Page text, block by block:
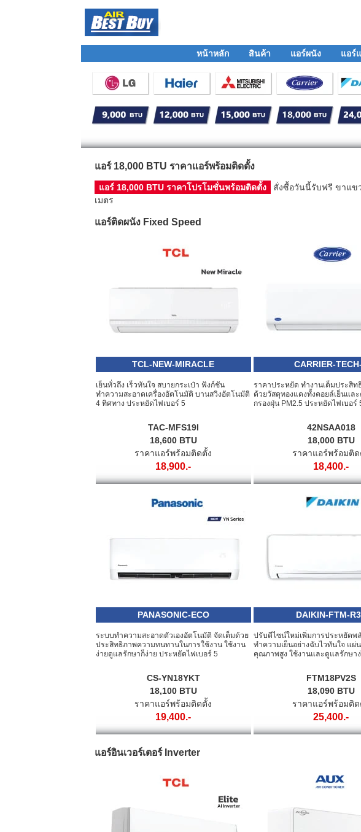
หน้าหลัก สินค้า แอร์ผนัง แอร์
แอร์ 18,000 BTU ราคาแอร์พร้อมติดตั้ง
แอร์ 18,000 BTU ราคาโปรโมชั่นพร้อมติดตั้ง
สั่งซื้อวันนี้รับฟรี ขาแขว
เมตร
แอร์ติดผนัง Fixed Speed
TCL-NEW-MIRACLE
เย็นทั่วถึง เร็วทันใจ สบายกระเป๋า ฟังก์ชัน
ทำความสะอาดเครื่องอัตโนมัติ บานสวิงอัตโนมัติ
4 ทิศทาง ประหยัดไฟเบอร์ 5
TAC-MFS19I
18,600 BTU
ราคาแอร์พร้อมติดตั้ง
18,900.-
CARRIER-
ราคาประหยัด ทำงานเต็มประสิ
ด้วยวัสดุทองแดงทั้งคอยล์เย็นแล
กรองฝุ่น PM2.5 ประหยัดไฟเบอร์
42NSAA018
18,000 BTU
ราคาแอร์พร้อมติด
18,400.-
PANASONIC-ECO
ระบบทำความสะอาดตัวเองอัตโนมัติ จัดเต็มด้วย
ประสิทธิภาพความทนทานในการใช้งาน ใช้งาน
ง่ายดูแลรักษาก็ง่าย ประหยัดไฟเบอร์ 5
CS-YN18YKT
18,100 BTU
ราคาแอร์พร้อมติดตั้ง
19,400.-
DAIKIN-FTM-
ปรับดีไซน์ใหม่เพิ่มการประหยัดพ
ทำความเย็นอย่างฉับไวทันใจ แผ่
คุณภาพสูง ใช้งานและดูแลรักษา
FTM18PV2S
18,090 BTU
ราคาแอร์พร้อมติด
25,400.-
แอร์อินเวอร์เตอร์ Inverter